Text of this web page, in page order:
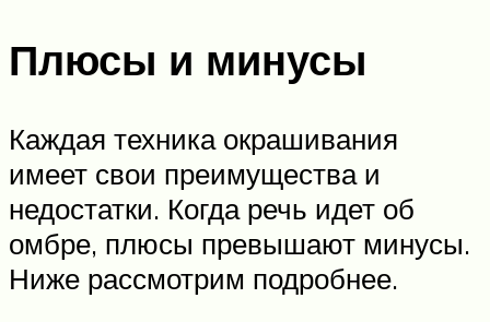
Плюсы и минусы
Каждая техника окрашивания
имеет свои преимущества и
недостатки. Когда речь идет об
омбре, плюсы превышают минусы.
Ниже рассмотрим подробнее.